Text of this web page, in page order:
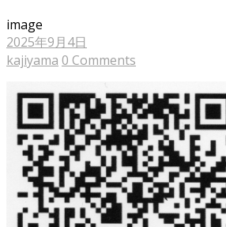
image
2025年9月4日
kajiyama 0 Comments